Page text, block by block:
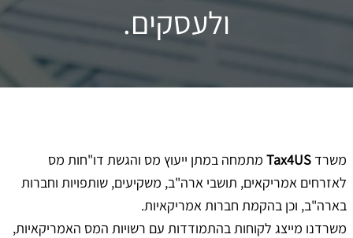
ולעסקים.
משרד Tax4US מתמחה במתן ייעוץ מס והגשת דו"חות מס
לאזרחים אמריקאים, תושבי ארה"ב, משקיעים, שותפויות וחברות
בארה"ב, וכן בהקמת חברות אמריקאיות.
משרדנו מייצג לקוחות בהתמודדות עם רשויות המס האמריקאיות,